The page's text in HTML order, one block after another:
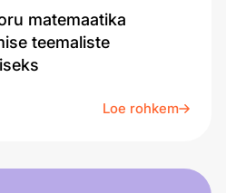
matemaatika
teemaliste
Loe rohkem